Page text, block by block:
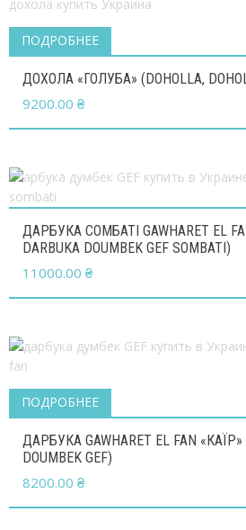
ПОДРОБНЕЕ
ДОХОЛА «ГОЛУБА» (DOHOLLA,
9200.00 ₴
ДАРБУКА СОМБАТІ GAWHARET EL
DARBUKA DOUMBEK GEF SOMBATI)
11000.00 ₴
ПОДРОБНЕЕ
ДАРБУКА GAWHARET EL FAN «КАЇР»
DOUMBEK GEF)
8200.00 ₴